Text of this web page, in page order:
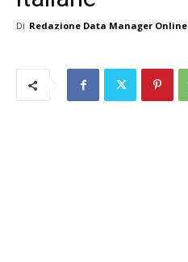
Di Redazione Data Manager Online